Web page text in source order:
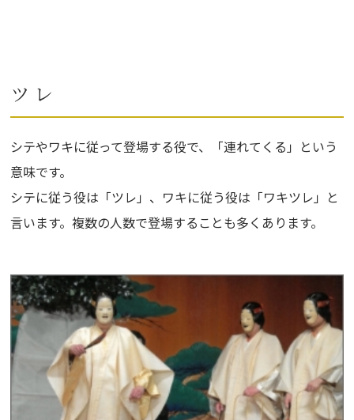
ツ レ
シテやワキに従って登場する役で、「連れてくる」という
意味です。
シテに従う役は「ツレ」、ワキに従う役は「ワキツレ」と
言います。複数の人数で登場することも多くあります。